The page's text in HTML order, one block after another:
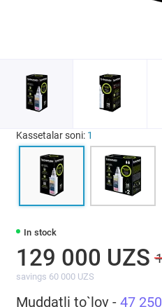
In stock
129 000 UZS
savings 60 000 UZS
Muddatli to`lov - 47 250
Kassetalar soni: 1